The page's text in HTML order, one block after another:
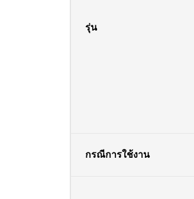
รุ่น
กรณีการใช้งาน